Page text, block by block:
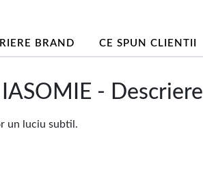
BRAND CE SPUN CLIENTII
- Descriere
un luciu subtil.